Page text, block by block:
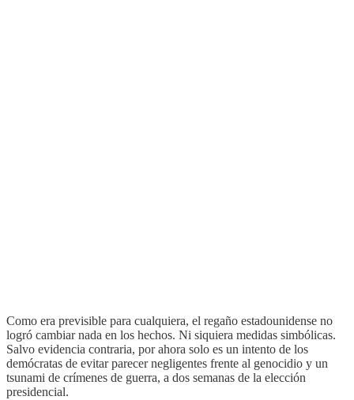
Como era previsible para cualquiera, el regaño estadounidense no
logró cambiar nada en los hechos. Ni siquiera medidas simbólicas.
Salvo evidencia contraria, por ahora solo es un intento de los
demócratas de evitar parecer negligentes frente al genocidio y un
tsunami de crímenes de guerra, a dos semanas de la elección
presidencial.